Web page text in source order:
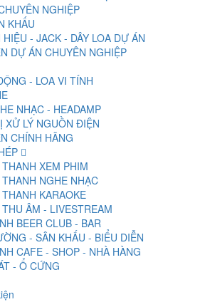
NGHIỆP
KHẤU
- JACK - DÂY LOA DỰ ÁN
DỰ ÁN CHUYÊN NGHIỆP
- LOA VI TÍNH
NHẠC - HEADAMP
XỬ LÝ NGUỒN ĐIỆN
CHÍNH HÃNG
XEM PHIM
NGHE NHẠC
KARAOKE
ÂM - LIVESTREAM
BEER CLUB - BAR
- SÂN KHẤU - BIỂU DIỄN
CAFE - SHOP - NHÀ HÀNG
- Ổ CỨNG